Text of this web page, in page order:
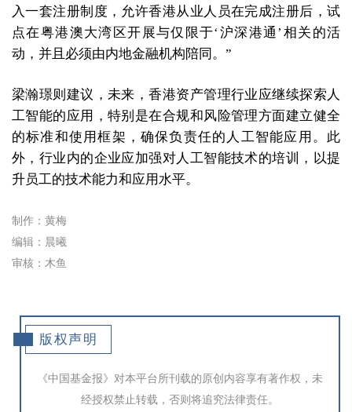
入一套注册制度，允许香港从业人员在完成注册后，试
点在粤港澳大湾区开展与仅限于‘沪深港通’相关的活
动，并且必须由内地金融机构陪同。”
梁瀚璟则建议，未来，香港资产管理行业应继续探索人
工智能的应用，特别是在合规和风险管理方面建立健全
的标准和使用框架，确保负责任的人工智能应用。此
外，行业内的企业应加强对人工智能技术的培训，以提
升员工的技术能力和应用水平。
制作：黄梅
编辑：晨曦
审核：木鱼
版权声明
《中国基金报》对本平台所刊载的原创内容享有著作权，未
经授权禁止转载，否则将追究法律责任。